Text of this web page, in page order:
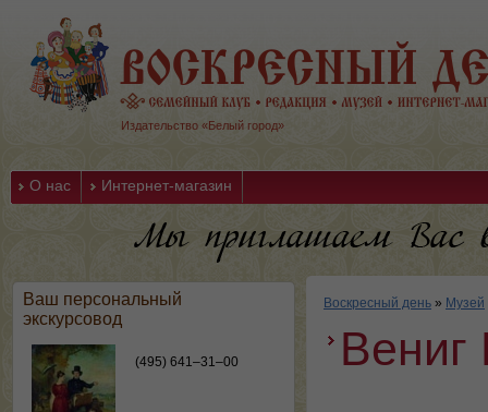
Издательство «Белый город»
О нас Интернет-магазин
Ваш персональный
экскурсовод
(495) 641–31–00
Воскресный день » Музей
Вениг